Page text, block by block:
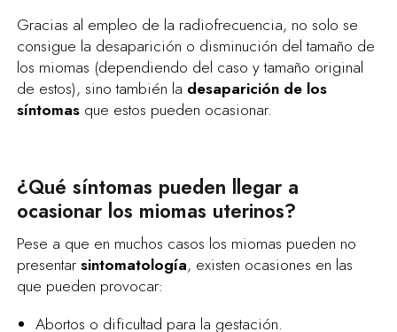
Gracias al empleo de la radiofrecuencia, no solo se
consigue la desaparición o disminución del tamaño de
los miomas (dependiendo del caso y tamaño original
de estos), sino también la desaparición de los
síntomasque estos pueden ocasionar.
¿Qué síntomas pueden llegar a
ocasionar los miomas uterinos?
Pese a que en muchos casos los miomas pueden no
presentarsintomatología, existen ocasiones en las
que pueden provocar:
Abortos o dificultad para la gestación.